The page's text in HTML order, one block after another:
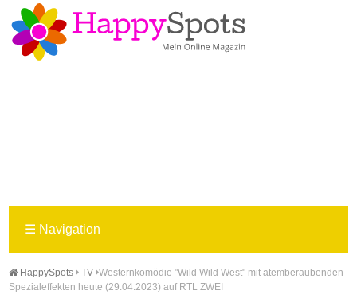
☰ Navigation
HappySpots TV Westernkomödie "Wild Wild West" mit atemberaubenden
Spezialeffekten heute (29.04.2023) auf RTL ZWEI